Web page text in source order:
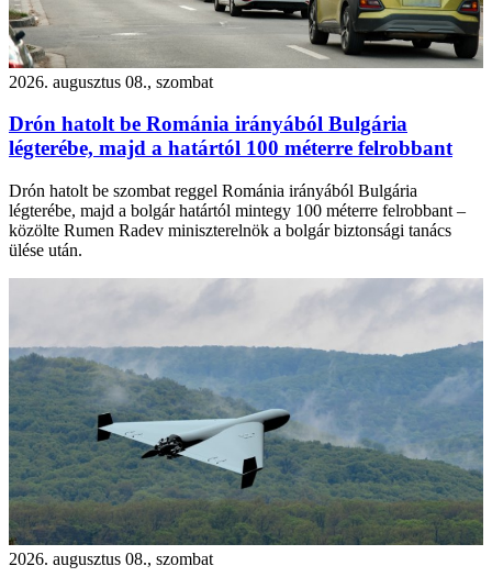
2026. augusztus 08., szombat
Drón hatolt be Románia irányából Bulgária
légterébe, majd a határtól 100 méterre felrobbant
Drón hatolt be szombat reggel Románia irányából Bulgária
légterébe, majd a bolgár határtól mintegy 100 méterre felrobbant –
közölte Rumen Radev miniszterelnök a bolgár biztonsági tanács
ülése után.
2026. augusztus 08., szombat